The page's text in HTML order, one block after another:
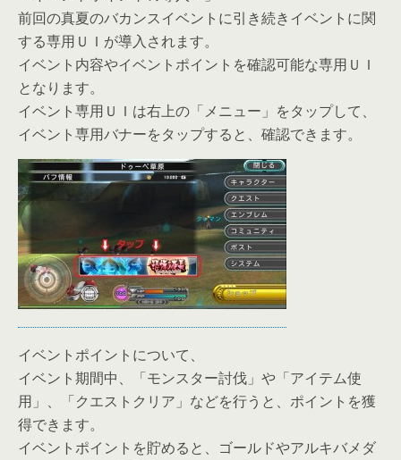
前回の真夏のバカンスイベントに引き続きイベントに関
する専用ＵＩが導入されます。
イベント内容やイベントポイントを確認可能な専用ＵＩ
となります。
イベント専用ＵＩは右上の「メニュー」をタップして、
イベント専用バナーをタップすると、確認できます。
イベントポイントについて、
イベント期間中、「モンスター討伐」や「アイテム使
用」、「クエストクリア」などを行うと、ポイントを獲
得できます。
イベントポイントを貯めると、ゴールドやアルキバメダ